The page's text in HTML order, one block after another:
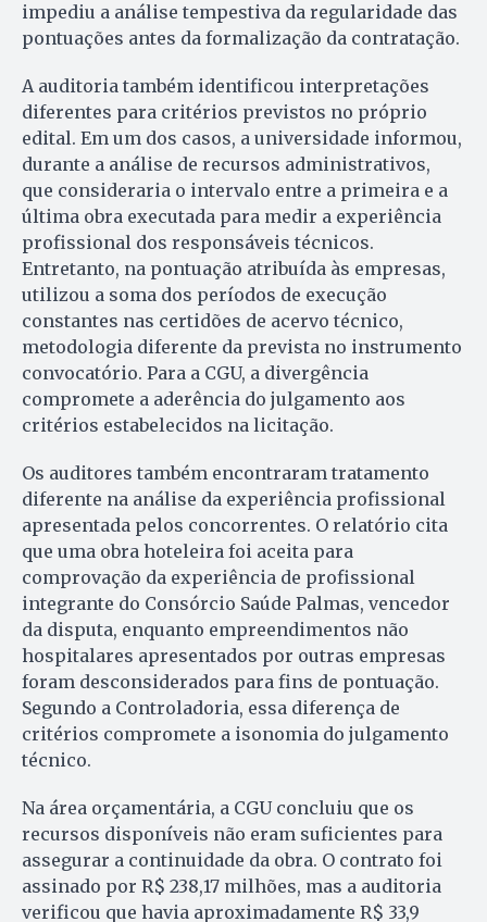
impediu a análise tempestiva da regularidade das
pontuações antes da formalização da contratação.
A auditoria também identificou interpretações
diferentes para critérios previstos no próprio
edital. Em um dos casos, a universidade informou,
durante a análise de recursos administrativos,
que consideraria o intervalo entre a primeira e a
última obra executada para medir a experiência
profissional dos responsáveis técnicos.
Entretanto, na pontuação atribuída às empresas,
utilizou a soma dos períodos de execução
constantes nas certidões de acervo técnico,
metodologia diferente da prevista no instrumento
convocatório. Para a CGU, a divergência
compromete a aderência do julgamento aos
critérios estabelecidos na licitação.
Os auditores também encontraram tratamento
diferente na análise da experiência profissional
apresentada pelos concorrentes. O relatório cita
que uma obra hoteleira foi aceita para
comprovação da experiência de profissional
integrante do Consórcio Saúde Palmas, vencedor
da disputa, enquanto empreendimentos não
hospitalares apresentados por outras empresas
foram desconsiderados para fins de pontuação.
Segundo a Controladoria, essa diferença de
critérios compromete a isonomia do julgamento
técnico.
Na área orçamentária, a CGU concluiu que os
recursos disponíveis não eram suficientes para
assegurar a continuidade da obra. O contrato foi
assinado por R$ 238,17 milhões, mas a auditoria
verificou que havia aproximadamente R$ 33,9